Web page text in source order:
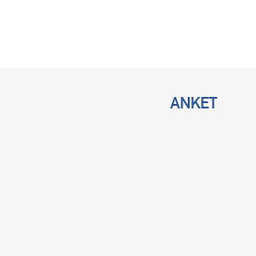
ANKET